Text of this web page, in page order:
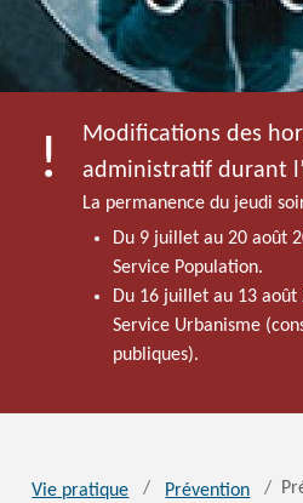
Modifications des
administratif durant
La permanence du jeudi
Du 9 juillet au 20 août
Service Population.
Du 16 juillet au 13 août
Service Urbanisme
publiques).
Vie pratique Prévention